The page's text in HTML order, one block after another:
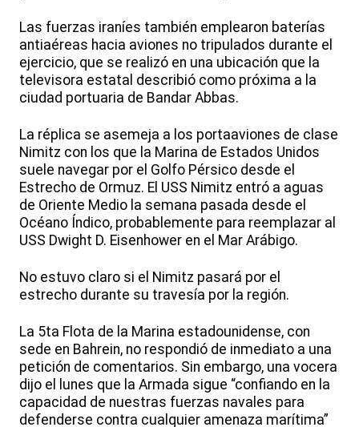
Las fuerzas iraníes también emplearon baterías
antiaéreas hacia aviones no tripulados durante el
ejercicio, que se realizó en una ubicación que la
televisora estatal describió como próxima a la
ciudad portuaria de Bandar Abbas.
La réplica se asemeja a los portaaviones de clase
Nimitz con los que la Marina de Estados Unidos
suele navegar por el Golfo Pérsico desde el
Estrecho de Ormuz. El USS Nimitz entró a aguas
de Oriente Medio la semana pasada desde el
Océano Índico, probablemente para reemplazar al
USS Dwight D. Eisenhower en el Mar Arábigo.
No estuvo claro si el Nimitz pasará por el
estrecho durante su travesía por la región.
La 5ta Flota de la Marina estadounidense, con
sede en Bahrein, no respondió de inmediato a una
petición de comentarios. Sin embargo, una vocera
dijo el lunes que la Armada sigue “confiando en la
capacidad de nuestras fuerzas navales para
defenderse contra cualquier amenaza marítima”